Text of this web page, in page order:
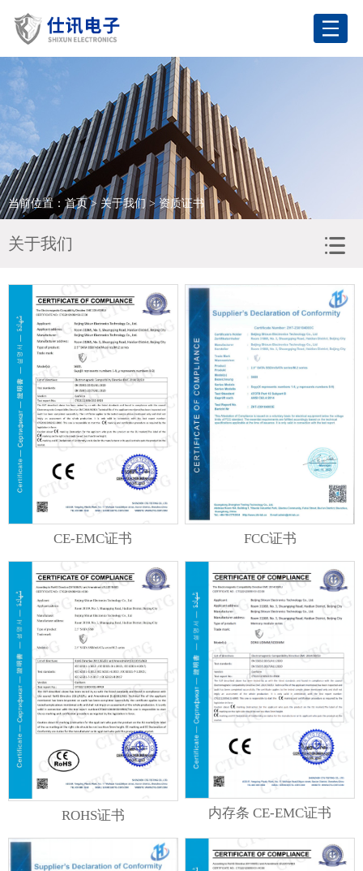
网站首页
关于我们
产品展示
应用领域
联系我们
语言
当前位置： 首页>关于我们> 资质证书
关于我们
CE-EMC证书 FCC证书
ROHS证书 内存条 CE-EMC证书